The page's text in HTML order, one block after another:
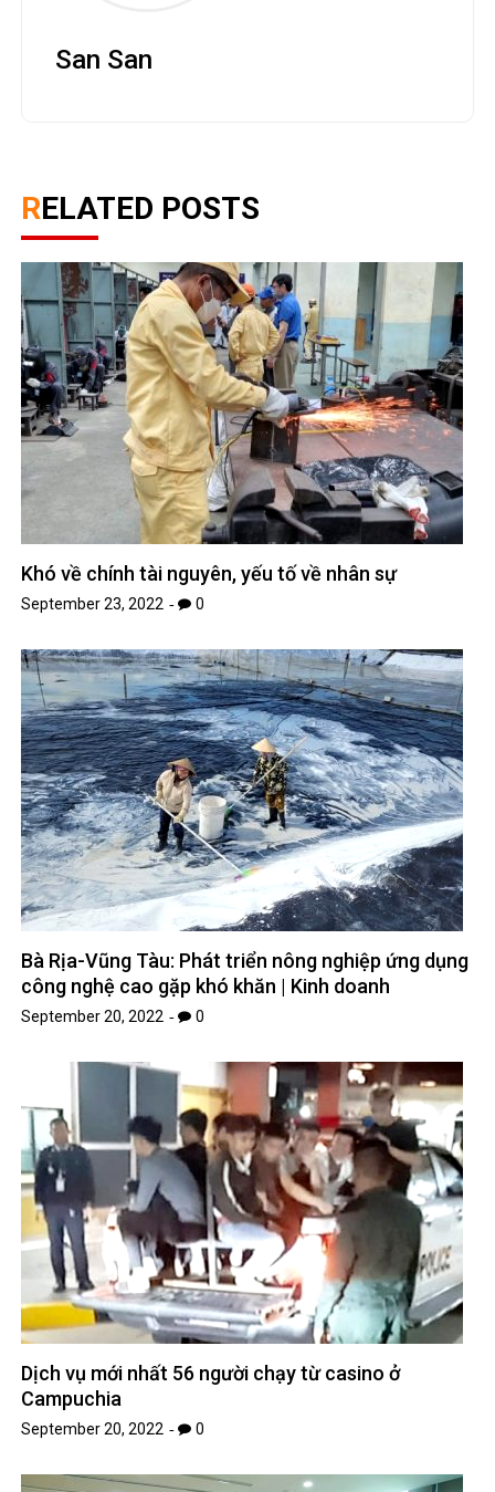
San San
RELATED POSTS
Khó về chính tài nguyên, yếu tố về nhân sự
September 23, 2022 0
Bà Rịa-Vũng Tàu: Phát triển nông nghiệp ứng dụng
công nghệ cao gặp khó khăn | Kinh doanh
September 20, 2022 0
Dịch vụ mới nhất 56 người chạy từ casino ở
Campuchia
September 20, 2022 0